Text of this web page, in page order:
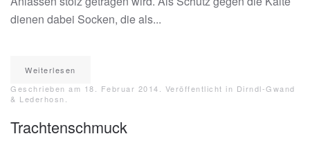
dienen dabei Socken, die als...
Weiterlesen
Geschrieben am 18. Februar 2014 . Veröffentlicht in Dirndl-Gwand
& Lederhosn
Trachtenschmuck